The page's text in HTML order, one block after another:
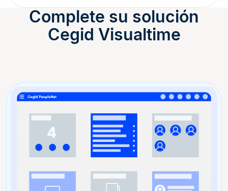
Complete su solución
Cegid Visualtime